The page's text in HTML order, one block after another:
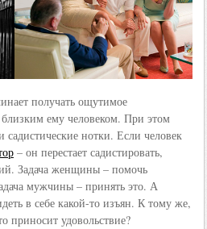
получать ощутимое
близким ему человеком. При этом
садистические нотки. Если человек
– он перестает садистировать,
Задача женщины – помочь
мужчины – принять это. А
в себе какой-то изъян. К тому же,
приносит удовольствие?